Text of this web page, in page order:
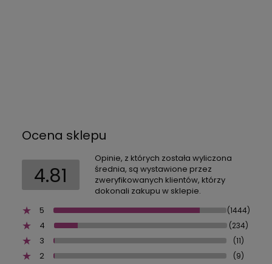
Ocena sklepu
4.81
Opinie, z których została wyliczona
średnia, są wystawione przez
zweryfikowanych klientów, którzy
dokonali zakupu w sklepie.
5
(1444)
4 (234)
3 (11)
2 (9)